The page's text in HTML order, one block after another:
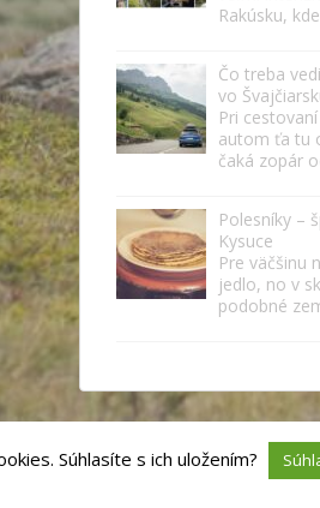
Rakúsku,
Čo treba
vo
Pri
autom ťa tu
čaká zopár
Polesníky –
Kysuce
Pre väčšinu
jedlo, no v
podobné
Súhlasíte s ich uložením?